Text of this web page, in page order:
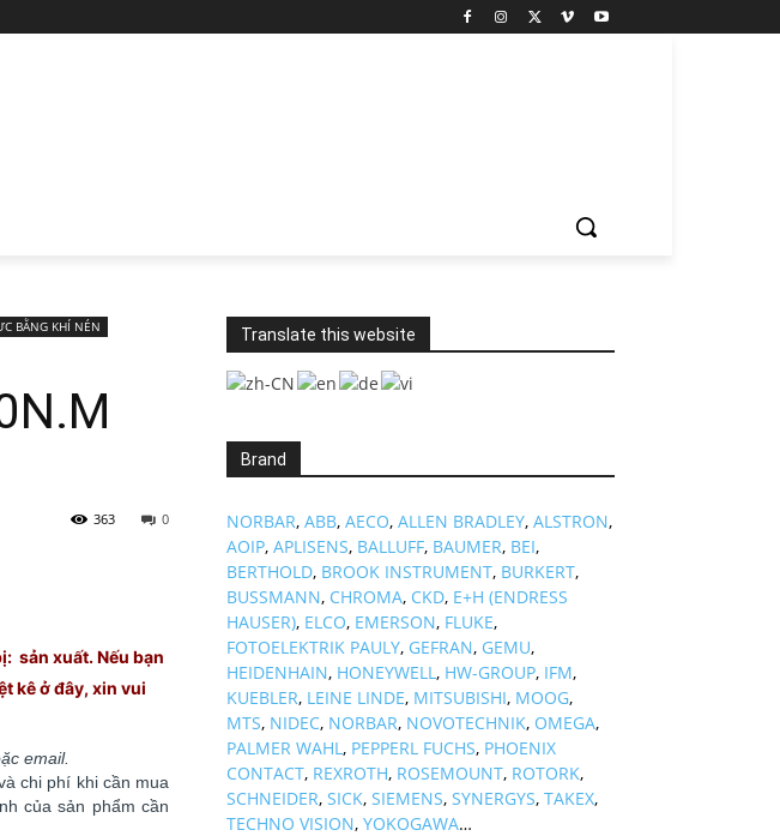
BẰNG KHÍ NÉN
0
363
sản xuất. Nếu bạn
kê ở đây, xin vui
email.
chi phí khi cần mua
của sản phẩm cần
Translate this website
Brand
NORBAR, ABB, AECO, ALLEN BRADLEY, ALSTRON,
AOIP, APLISENS, BALLUFF, BAUMER, BEI,
BERTHOLD, BROOK INSTRUMENT, BURKERT,
BUSSMANN, CHROMA, CKD, E+H (ENDRESS
HAUSER), ELCO, EMERSON, FLUKE,
FOTOELEKTRIK PAULY, GEFRAN, GEMU,
HEIDENHAIN, HONEYWELL , HW-GROUP, IFM,
KUEBLER, LEINE LINDE, MITSUBISHI, MOOG,
MTS, NIDEC, NORBAR, NOVOTECHNIK, OMEGA,
PALMER WAHL , PEPPERL FUCHS, PHOENIX
CONTACT, REXROTH, ROSEMOUNT, ROTORK,
SCHNEIDER, SICK, SIEMENS, SYNERGYS, TAKEX,
TECHNO VISION, YOKOGAWA…